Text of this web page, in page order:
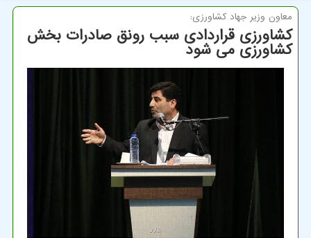
معاون وزیر جهاد كشاورزی:
کشاورزی قراردادی سبب رونق صادرات بخش
کشاورزی می شود